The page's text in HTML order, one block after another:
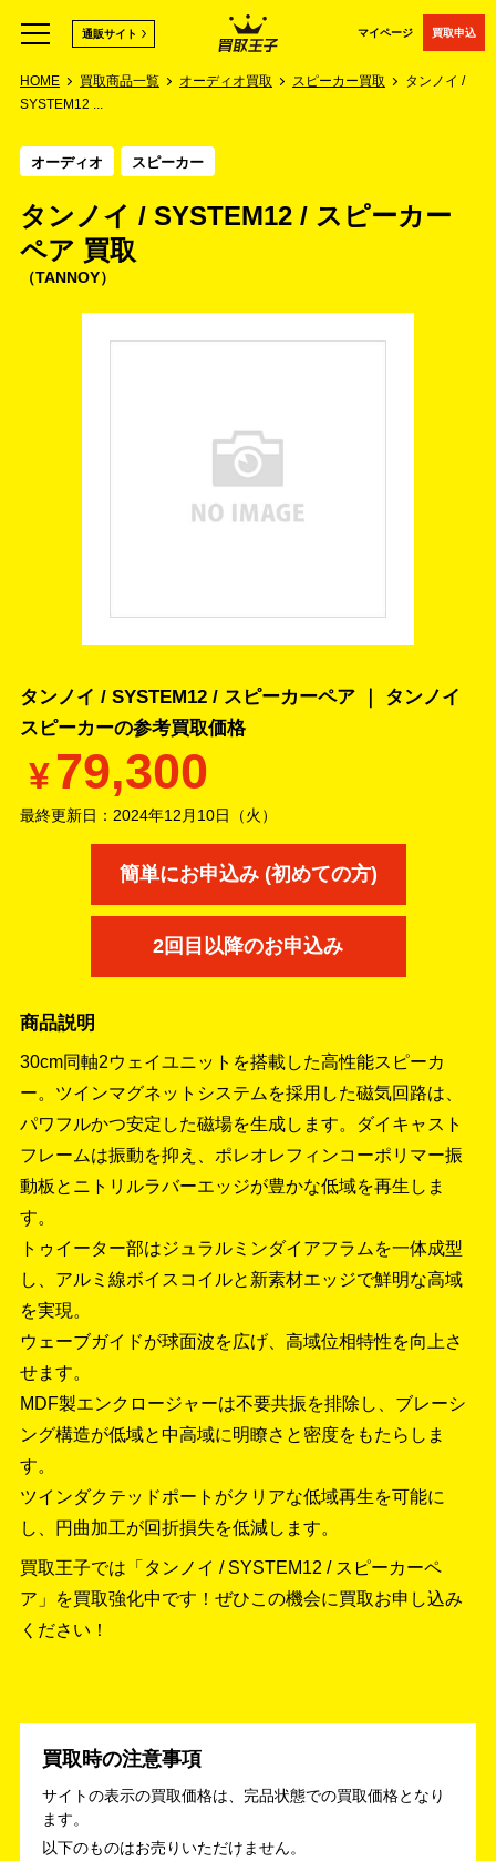
マイページ 買取申込
通販サイト
HOME 買取商品一覧 オーディオ買取 スピーカー買取
タンノイ /
SYSTEM12 ...
オーディオ スピーカー
タンノイ / SYSTEM12 / スピーカー
ペア 買取
TANNOY
タンノイ / SYSTEM12 / スピーカーペア ｜ タンノイ
スピーカーの参考買取価格
¥79,300
最終更新日： 2024年12月10日（火）
簡単にお申込み (初めての方)
2回目以降のお申込み
商品説明
30cm同軸2ウェイユニットを搭載した高性能スピーカ
ー。ツインマグネットシステムを採用した磁気回路は、
パワフルかつ安定した磁場を生成します。ダイキャスト
フレームは振動を抑え、ポレオレフィンコーポリマー振
動板とニトリルラバーエッジが豊かな低域を再生しま
す。
トゥイーター部はジュラルミンダイアフラムを一体成型
し、アルミ線ボイスコイルと新素材エッジで鮮明な高域
を実現。
ウェーブガイドが球面波を広げ、高域位相特性を向上さ
せます。
MDF製エンクロージャーは不要共振を排除し、ブレーシ
ング構造が低域と中高域に明瞭さと密度をもたらしま
す。
ツインダクテッドポートがクリアな低域再生を可能に
し、円曲加工が回折損失を低減します。
買取王子では「タンノイ / SYSTEM12 / スピーカーペ
ア」を買取強化中です！ ぜひこの機会に買取お申し込み
ください！
買取時の注意事項
サイトの表示の買取価格は、完品状態での買取価格となり
ます。
以下のものはお売りいただけません。